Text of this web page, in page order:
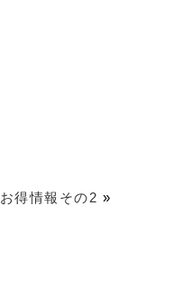
お得情報その2 »